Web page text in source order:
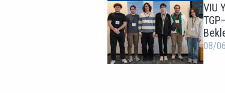
VIU
08/